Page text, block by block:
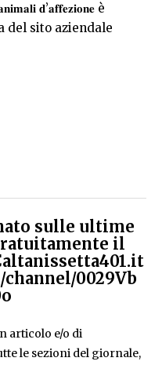
𝐝’𝐚𝐟𝐟𝐞𝐳𝐢𝐨𝐧𝐞 è
del sito aziendale
sulle ultime
il
0029Vb
articolo e/o di
le sezioni del giornale,